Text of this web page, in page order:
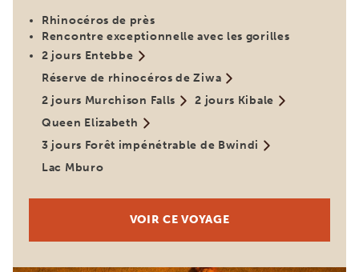
Rhinocéros de près
Rencontre exceptionnelle avec les gorilles
2 jours Entebbe
Réserve de rhinocéros de Ziwa
2 jours Murchison Falls
2 jours Kibale
Queen Elizabeth
3 jours Forêt impénétrable de Bwindi
Lac Mburo
VOIR CE VOYAGE